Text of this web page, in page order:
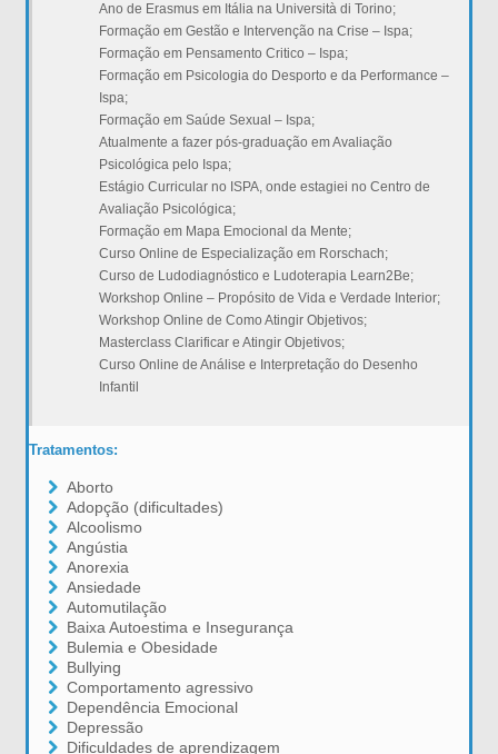
Ano de Erasmus em Itália na Università di Torino;
Formação em Gestão e Intervenção na Crise – Ispa;
Formação em Pensamento Critico – Ispa;
Formação em Psicologia do Desporto e da Performance –
Ispa;
Formação em Saúde Sexual – Ispa;
Atualmente a fazer pós-graduação em Avaliação
Psicológica pelo Ispa;
Estágio Curricular no ISPA, onde estagiei no Centro de
Avaliação Psicológica;
Formação em Mapa Emocional da Mente;
Curso Online de Especialização em Rorschach;
Curso de Ludodiagnóstico e Ludoterapia Learn2Be;
Workshop Online – Propósito de Vida e Verdade Interior;
Workshop Online de Como Atingir Objetivos;
Masterclass Clarificar e Atingir Objetivos;
Curso Online de Análise e Interpretação do Desenho
Infantil
Tratamentos:
Aborto
Adopção (dificultades)
Alcoolismo
Angústia
Anorexia
Ansiedade
Automutilação
Baixa Autoestima e Insegurança
Bulemia e Obesidade
Bullying
Comportamento agressivo
Dependência Emocional
Depressão
Dificuldades de aprendizagem